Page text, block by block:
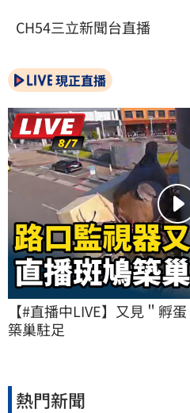
CH54三立新聞台直播
現正直播
【#直播中LIVE】又見＂孵
築巢駐足
熱門新聞